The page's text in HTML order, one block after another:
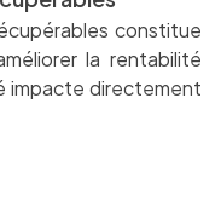
constitue
la rentabilité
impacte directement